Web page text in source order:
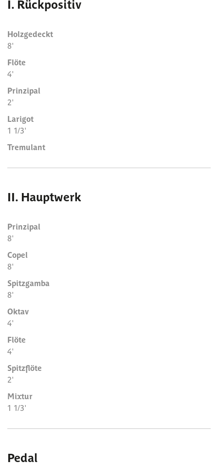
I. Rückpositiv
Holzgedeckt
8'
Flöte
4'
Prinzipal
2'
Larigot
1 1/3'
Tremulant
II. Hauptwerk
Prinzipal
8'
Copel
8'
Spitzgamba
8'
Oktav
4'
Flöte
4'
Spitzflöte
2'
Mixtur
1 1/3'
Pedal